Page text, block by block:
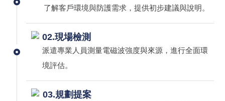
了解客戶環境與防護需求，提供初步建議與說明。
02.現場檢測
派遣專業人員測量電磁波強度與來源，進行全面環
境評估。
03.規劃提案